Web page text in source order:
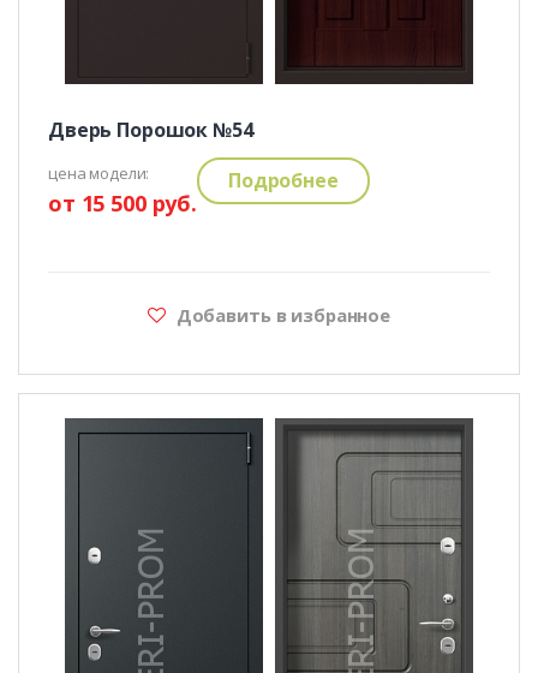
Дверь Порошок №54
цена модели:
от 15 500 руб.
Подробнее
Добавить в избранное